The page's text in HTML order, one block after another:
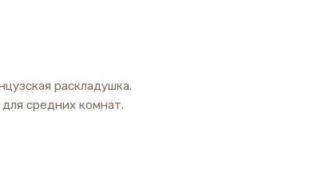
раскладушка.
средних комнат.